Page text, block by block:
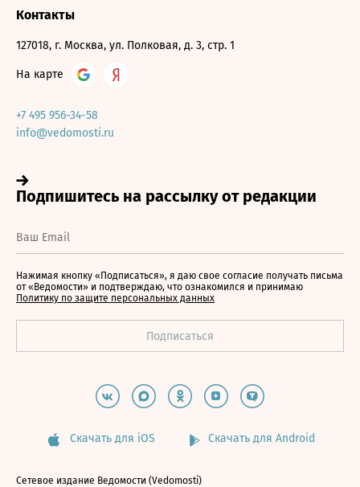
Контакты
127018, г. Москва, ул. Полковая, д. 3, стр. 1
На карте
+7 495 956-34-58
info@vedomosti.ru
Нажимая кнопку «Подписаться», я даю свое согласие получать письма
от «Ведомости» и подтверждаю, что ознакомился и принимаю
Политику по защите персональных данных
Скачать для iOS Скачать для Android
Сетевое издание Ведомости (Vedomosti)